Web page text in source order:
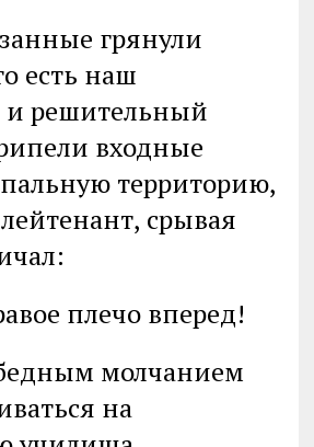
грянули
есть наш
и решительный
входные
территорию,
срывая
плечо вперед!
молчанием
на